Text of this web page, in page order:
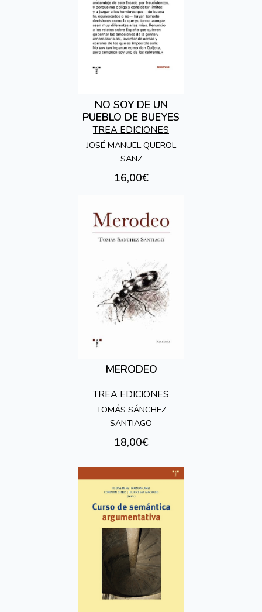
NO SOY DE UN
PUEBLO DE BUEYES
TREA EDICIONES
JOSÉ MANUEL QUEROL
SANZ
16,00€
MERODEO
TREA EDICIONES
TOMÁS SÁNCHEZ
SANTIAGO
18,00€